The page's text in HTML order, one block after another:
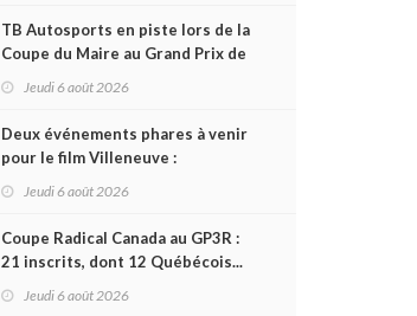
TB Autosports en piste lors de la
Coupe du Maire au Grand Prix de
Trois-Rivières
Jeudi 6 août 2026
Deux événements phares à venir
pour le film Villeneuve :
L'ascension d'une légende (+
Jeudi 6 août 2026
Coupe Radical Canada au GP3R :
21 inscrits, dont 12 Québécois...
et un premier gain d'Antoine
Jeudi 6 août 2026